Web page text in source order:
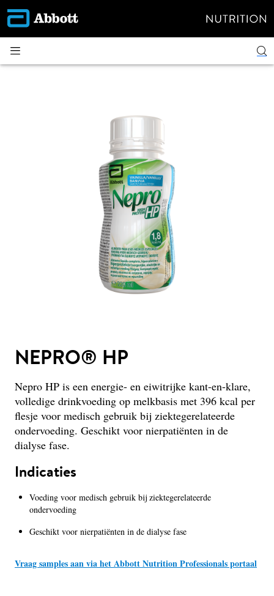
NEPRO® HP
Nepro HP is een energie- en eiwitrijke kant-en-klare,
volledige drinkvoeding op melkbasis met 396 kcal per
flesje voor medisch gebruik bij ziektegerelateerde
ondervoeding. Geschikt voor nierpatiënten in de
dialyse fase.
Indicaties
Voeding voor medisch gebruik bij ziektegerelateerde
ondervoeding
Geschikt voor nierpatiënten in de dialyse fase
Vraag samples aan via het Abbott Nutrition Professionals portaal